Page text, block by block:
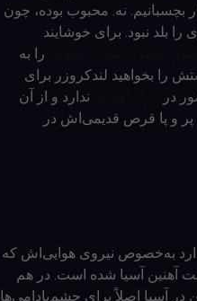
نه. محبوب بوده، چون
بلد نبود. برای خوشایند
را به
را بخواهید لندکروزر برای
در
ندارد و از آن
پر و پا قرص قدیمی‌اش در
به‌خصوص نیروی هوایی‌اش که
آهنین آسیا شده است. در هم
آسیا اصلاً برای چشم‌بادامی‌ها